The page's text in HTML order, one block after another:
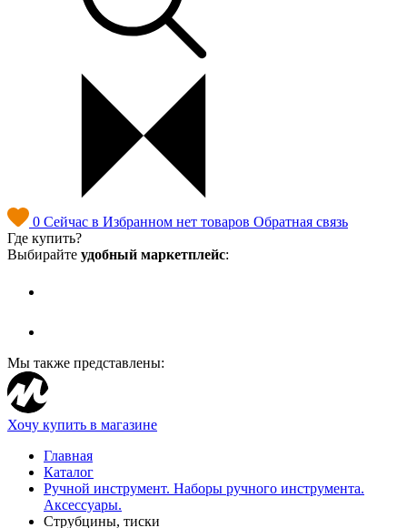
0 Сейчас в Избранном нет товаров Обратная связь
Где купить?
Выбирайте удобный маркетплейс:
Мы также представлены:
Хочу купить в магазине
Главная
Каталог
Ручной инструмент. Наборы ручного инструмента.
Аксессуары.
Струбцины, тиски